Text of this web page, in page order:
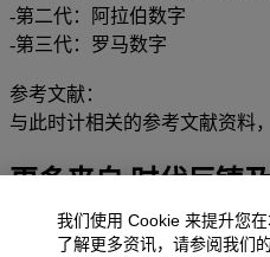
-第二代：阿拉伯数字
-第三代：罗马数字
参考文献：
与此时计相关的参考文献资料
更多来自时代巨铸
查看全部
我们使用 Cookie 来提升您
了解更多资讯，请参阅我们的